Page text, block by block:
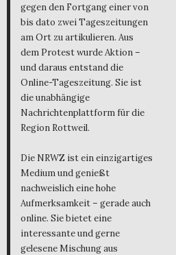
gegen den Fortgang einer von
bis dato zwei Tageszeitungen
am Ort zu artikulieren. Aus
dem Protest wurde Aktion –
und daraus entstand die
Online-Tageszeitung. Sie ist
die unabhängige
Nachrichtenplattform für die
Region Rottweil.
Die NRWZ ist ein einzigartiges
Medium und genießt
nachweislich eine hohe
Aufmerksamkeit – gerade auch
online. Sie bietet eine
interessante und gerne
gelesene Mischung aus